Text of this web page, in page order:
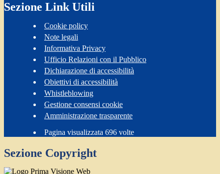
Sezione Link Utili
Cookie policy
Note legali
Informativa Privacy
Ufficio Relazioni con il Pubblico
Dichiarazione di accessibilità
Obiettivi di accessibilità
Whistleblowing
Gestione consensi cookie
Amministrazione trasparente
Pagina visualizzata 696 volte
Sezione Copyright